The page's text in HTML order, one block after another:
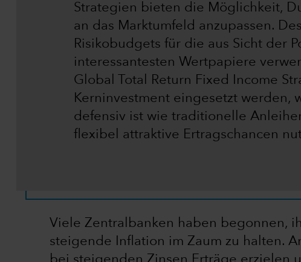
Strategien bieten die Möglichkeit,
an das Marktumfeld anzupassen.
Risikobudgets für die aus Sicht der
interessantesten Wertpapiere
Global Total Return Fixed Income
Kerninvestment eingesetzt werden,
defensiv ist wie traditionelle
flexibel attraktive Ertragschancen
Viele Zentralbanken haben begonnen,
steigende Inflation im Zaum zu halten.